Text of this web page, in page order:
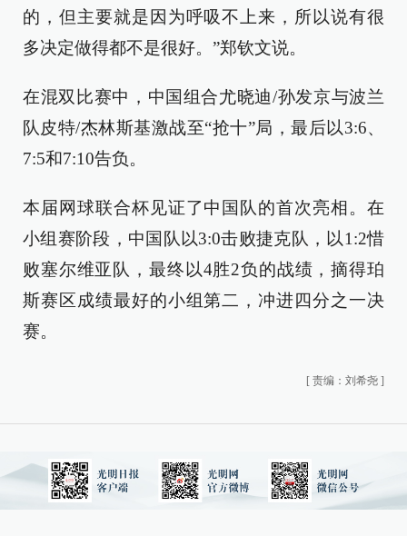
的，但主要就是因为呼吸不上来，所以说有很
多决定做得都不是很好。”郑钦文说。
在混双比赛中，中国组合尤晓迪/孙发京与波兰
队皮特/杰林斯基激战至“抢十”局，最后以3:6、
7:5和7:10告负。
本届网球联合杯见证了中国队的首次亮相。在
小组赛阶段，中国队以3:0击败捷克队，以1:2惜
败塞尔维亚队，最终以4胜2负的战绩，摘得珀
斯赛区成绩最好的小组第二，冲进四分之一决
赛。
[ 责编：刘希尧 ]